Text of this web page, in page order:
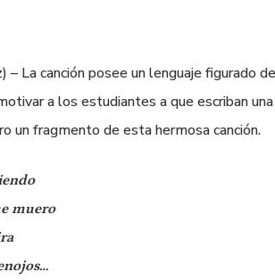
– La canción posee un lenguaje figurado
a los estudiantes a que escriban
un fragmento de esta hermosa canción.
muero
…